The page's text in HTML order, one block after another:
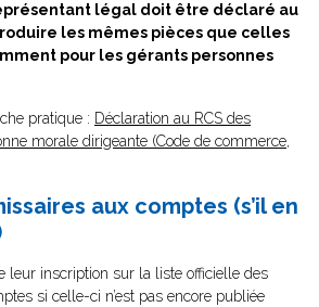
légal doit être déclaré au
les mêmes pièces que celles
pour les gérants personnes
pratique : Déclaration au RCS des
morale dirigeante (Code de commerce,
aux comptes (s’il en
leur inscription sur la liste officielle des
si celle-ci n’est pas encore publiée